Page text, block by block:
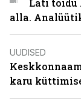
Läti toidu
alla.
UUDISED
karu